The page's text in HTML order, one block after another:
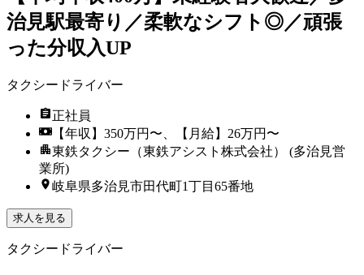
治見駅最寄り／柔軟なシフト◎／頑張
った分収入UP
タクシードライバー
正社員
【年収】350万円〜、【月給】26万円〜
東鉄タクシー（東鉄アシスト株式会社） (多治見営
業所)
岐阜県多治見市田代町1丁目65番地
求人を見る
タクシードライバー